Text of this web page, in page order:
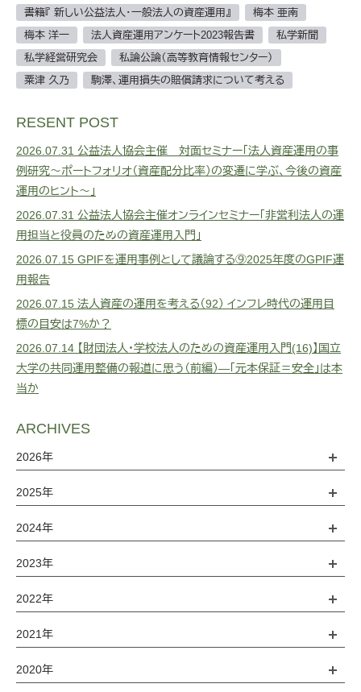
書籍『 新しい公益法人・一般法人の資産運用』
梅本 亜南
梅本 洋一
法人資産運用アンケート2023報告書
私学新聞
私学経営研究会
私論公論（高等教育情報センター）
粟津 久乃
駒澤、運用損失の賠償請求について考える
RESENT POST
2026.07.31 公益法人協会主催 対面セミナー「法人資産運用の事
例研究～ポートフォリオ（資産配分比率）の変遷に学ぶ、今後の資産
運用のヒント～」
2026.07.31 公益法人協会主催オンラインセミナー「非営利法人の運
用担当と役員のための資産運用入門」
2026.07.15 GPIFを運用事例として議論する⑨2025年度のGPIF運
用報告
2026.07.15 法人資産の運用を考える（92） インフレ時代の運用目
標の目安は7%か？
2026.07.14 【財団法人・学校法人のための資産運用入門(16)】国立
大学の共同運用整備の報道に思う（前編）―「元本保証＝安全」は本
当か
ARCHIVES
2026年
2025年
2024年
2023年
2022年
2021年
2020年